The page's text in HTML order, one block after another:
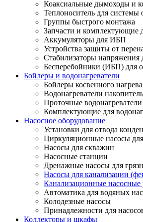
Коаксиальные дымоходы и
Теплоноситель для системы
Группы быстрого монтажа
Запчасти и комплектующие
Аккумуляторы для ИБП
Устройства защиты от
Стабилизаторы напряжения
Бесперебойники (ИБП) для
Бойлеры и водонагреватели
Бойлеры косвенного нагрева
Водонагреватели
Проточные водонагреватели
Комплектующие для
Насосное оборудование
Установки для отвода
Циркуляционные насосы
Насосы для скважин
Насосные станции
Дренажные насосы для
Насосы для канализации
Канализационные насосные
Автоматика для водяных
Колодезные насосы
Принадлежности для
Коллекторы и шкафы